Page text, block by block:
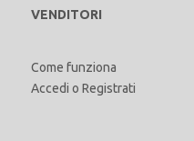
VENDITORI
Come funziona
Accedi o Registrati